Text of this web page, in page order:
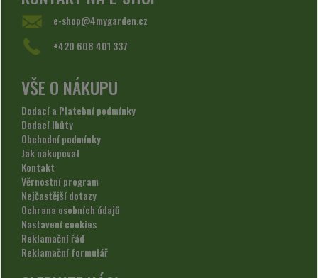
e-shop@4mygarden.cz
+420 608 401 337
VŠE O NÁKUPU
Dodací a Platební podmínky
Dodací lhůty
Obchodní podmínky
Jak nakupovat
Kontakt
Věrnostní program
Nejčastější dotazy
Ochrana osobních údajů
Nastavení cookies
Reklamační řád
Reklamační formulář